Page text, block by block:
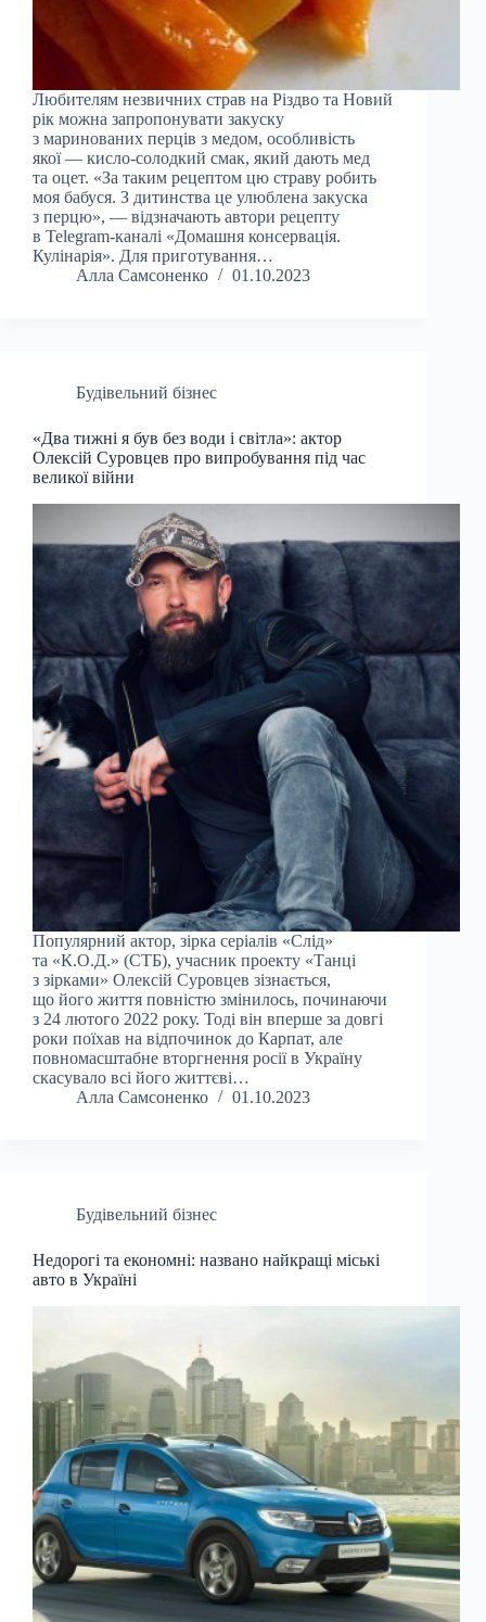
Любителям незвичних страв на Різдво та Новий
рік можна запропонувати закуску
з маринованих перців з медом, особливість
якої — кисло-солодкий смак, який дають мед
та оцет. «За таким рецептом цю страву робить
моя бабуся. З дитинства це улюблена закуска
з перцю», — відзначають автори рецепту
в Telegram-каналі «Домашня консервація.
Кулінарія». Для приготування…
Алла Самсоненко
01.10.2023
Будівельний бізнес
«Два тижні я був без води і світла»: актор
Олексій Суровцев про випробування під час
великої війни
Популярний актор, зірка серіалів «Слід»
та «К.О.Д.» (СТБ), учасник проекту «Танці
з зірками» Олексій Суровцев зізнається,
що його життя повністю змінилось, починаючи
з 24 лютого 2022 року. Тоді він вперше за довгі
роки поїхав на відпочинок до Карпат, але
повномасштабне вторгнення росії в Україну
скасувало всі його життєві…
Алла Самсоненко
01.10.2023
Будівельний бізнес
Недорогі та економні: названо найкращі міські
авто в Україні